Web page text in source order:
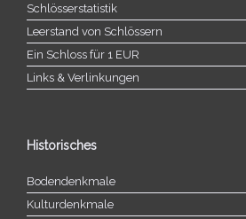
Schlösserstatistik
Leerstand von Schlössern
Ein Schloss für 1 EUR
Links & Verlinkungen
Historisches
Bodendenkmale
Kulturdenkmale